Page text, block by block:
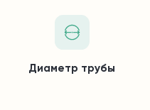
Диаметр трубы